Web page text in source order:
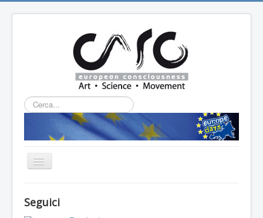
Cerca...
Cambia
navigazione
CHI SIAMO
Seguici